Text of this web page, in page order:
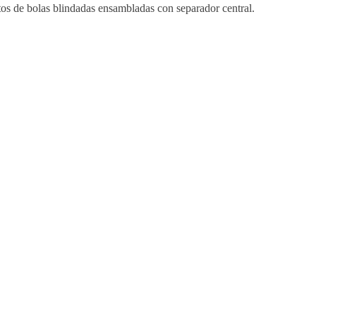
bolas blindadas ensambladas con separador central.